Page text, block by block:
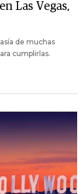
Las Vegas,
de muchas
cumplirlas.